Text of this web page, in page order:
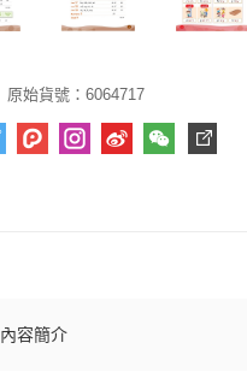
原始貨號：6064717
內容簡介